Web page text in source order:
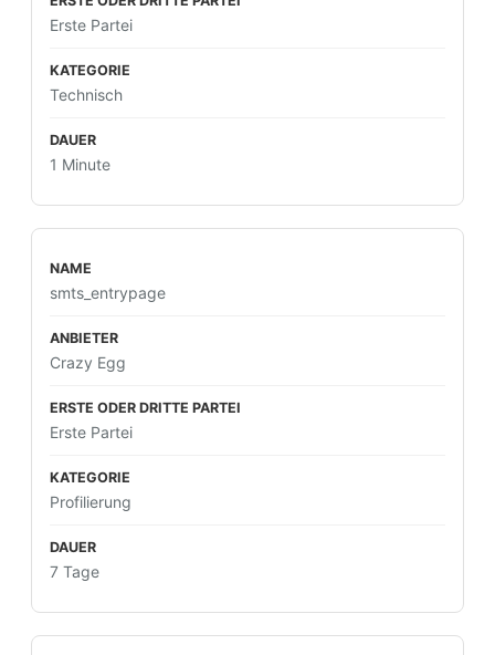
Erste Partei
Technisch
1 Minute
smts_entrypage
Crazy Egg
Erste Partei
Profilierung
7 Tage